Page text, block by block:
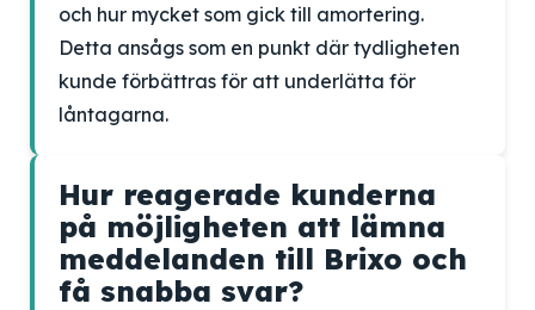
och hur mycket som gick till amortering.
Detta ansågs som en punkt där tydligheten
kunde förbättras för att underlätta för
låntagarna.
Hur reagerade kunderna
på möjligheten att lämna
meddelanden till Brixo och
få snabba svar?